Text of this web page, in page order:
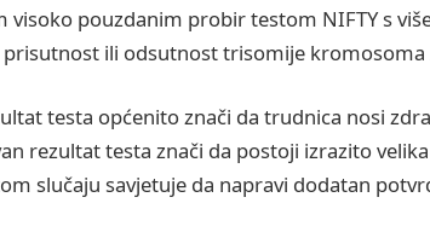
visoko pouzdanim probir testom NIFTY s
prisutnost ili odsutnost trisomije kromosoma
testa općenito znači da trudnica nosi
rezultat testa znači da postoji izrazito
slučaju savjetuje da napravi dodatan